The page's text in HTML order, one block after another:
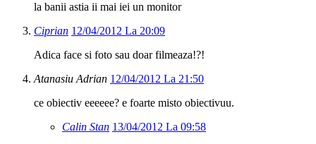
la banii astia ii mai iei un monitor
Ciprian 12/04/2012 La 20:09
Adica face si foto sau doar filmeaza!?!
Atanasiu Adrian 12/04/2012 La 21:50
ce obiectiv eeeeee? e foarte misto obiectivuu.
Calin Stan 13/04/2012 La 09:58